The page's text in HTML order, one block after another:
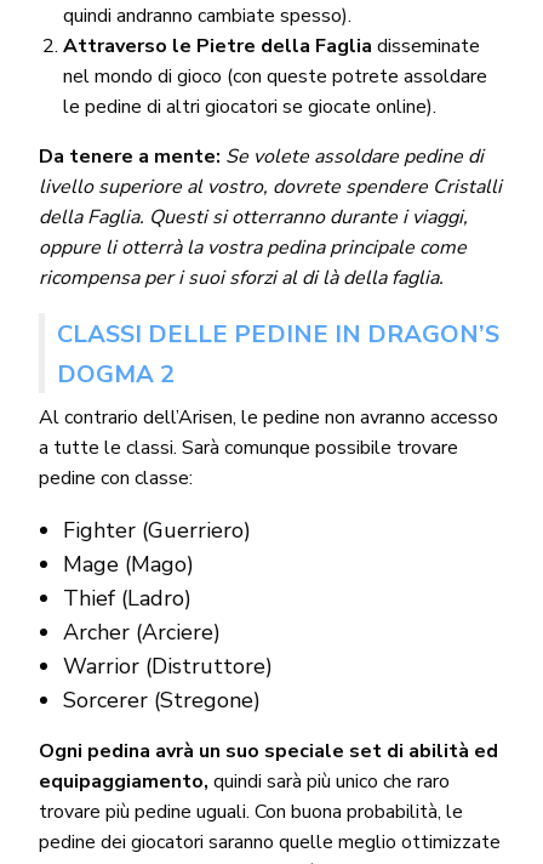
quindi andranno cambiate spesso).
Attraverso le Pietre della Faglia disseminate
nel mondo di gioco (con queste potrete assoldare
le pedine di altri giocatori se giocate online).
Da tenere a mente: Se volete assoldare pedine di
livello superiore al vostro, dovrete spendere Cristalli
della Faglia. Questi si otterranno durante i viaggi,
oppure li otterrà la vostra pedina principale come
ricompensa per i suoi sforzi al di là della faglia.
CLASSI DELLE PEDINE IN DRAGON’S
DOGMA 2
Al contrario dell’Arisen, le pedine non avranno accesso
a tutte le classi. Sarà comunque possibile trovare
pedine con classe:
Fighter (Guerriero)
Mage (Mago)
Thief (Ladro)
Archer (Arciere)
Warrior (Distruttore)
Sorcerer (Stregone)
Ogni pedina avrà un suo speciale set di abilità ed
equipaggiamento, quindi sarà più unico che raro
trovare più pedine uguali. Con buona probabilità, le
pedine dei giocatori saranno quelle meglio ottimizzate